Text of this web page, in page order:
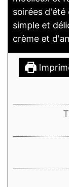
soirées d'été
simple et
crème et